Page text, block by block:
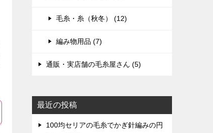
毛糸・糸（秋冬） (12)
編み物用品 (7)
通販・実店舗の毛糸屋さん (5)
最近の投稿
100均セリアの毛糸でかぎ針編みの円